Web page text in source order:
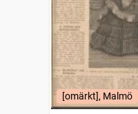
[omärkt], Malmö